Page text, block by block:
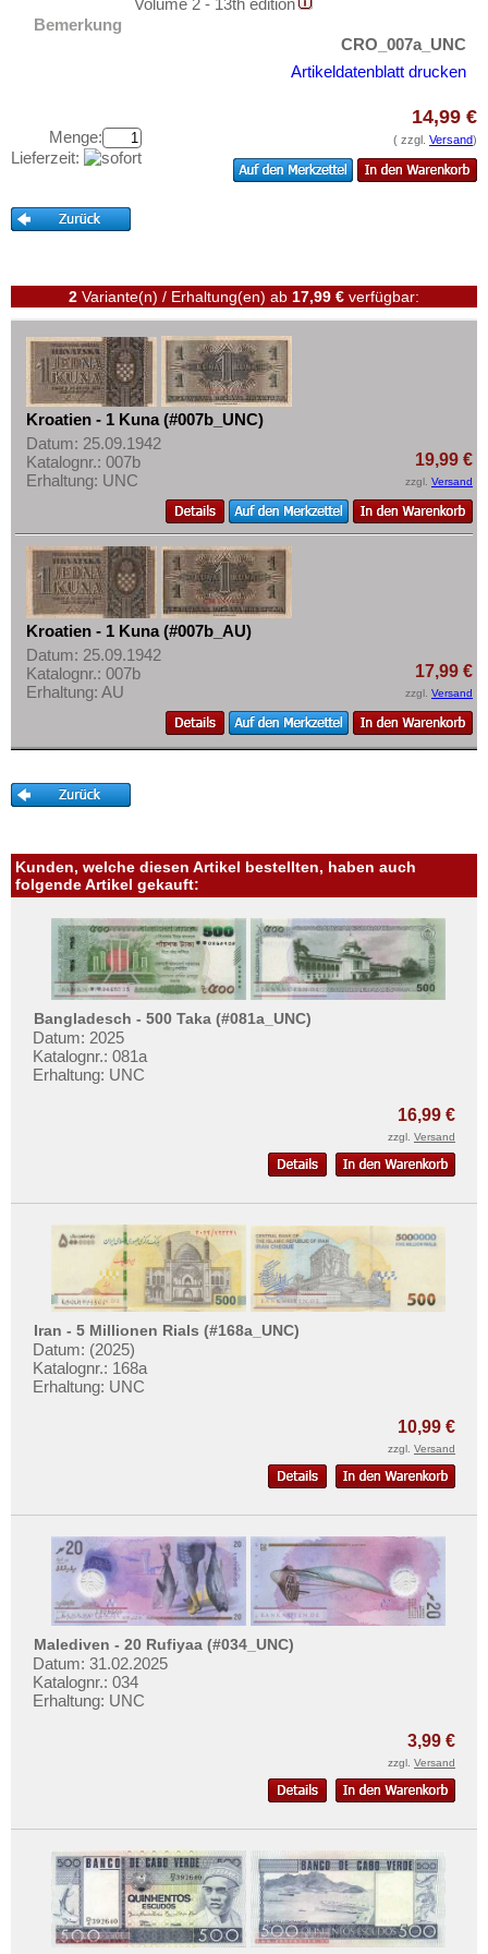
Malta
Moldawien
Montenegro
Nordirland
Österreich
Portugal
Rumänien
Russland
Saarland
San Marino
Schweden
Schweiz
Serbien
Slowakei
Slowenien
Spitzbergen
Tatarstan
Tschechische Republik
Tschechoslowakei
Türkei
Ukraine
Ungarn
Vatikan
Weissrussland
Zypern
Testbanknoten
Gutscheine
Kontakt
Preislisten
Ankauf
Erhaltungsgrade
Gratisbanknoten
FAQ
Zahlungsbedingungen
Privatsphäre und Datenschutz
Widerrufsbelehrung
Liefer- und Versandkosten
AGB
Impressum
Bemerkung
CRO_007a_UNC
Artikeldatenblatt drucken
Menge:
Lieferzeit:
14,99 €
( zzgl. Versand)
2 Variante(n) / Erhaltung(en) ab 17,99 € verfügbar:
Kroatien - 1 Kuna (#007b_UNC)
Datum: 25.09.1942
Katalognr.: 007b
Erhaltung: UNC
19,99 €
zzgl. Versand
Kroatien - 1 Kuna (#007b_AU)
Datum: 25.09.1942
Katalognr.: 007b
Erhaltung: AU
17,99 €
zzgl. Versand
Kunden, welche diesen Artikel bestellten, haben auch
folgende Artikel gekauft:
Bangladesch - 500 Taka (#081a_UNC)
Datum: 2025
Katalognr.: 081a
Erhaltung: UNC
16,99 €
zzgl. Versand
Iran - 5 Millionen Rials (#168a_UNC)
Datum: (2025)
Katalognr.: 168a
Erhaltung: UNC
10,99 €
zzgl. Versand
Malediven - 20 Rufiyaa (#034_UNC)
Datum: 31.02.2025
Katalognr.: 034
Erhaltung: UNC
3,99 €
zzgl. Versand